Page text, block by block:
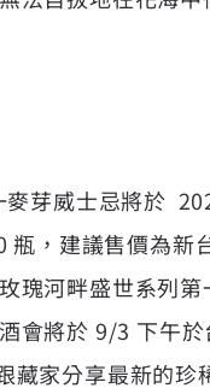
芽威士忌將於
，建議售價為
瑰河畔盛世系列
會將於 9/3 下午
藏家分享最新的